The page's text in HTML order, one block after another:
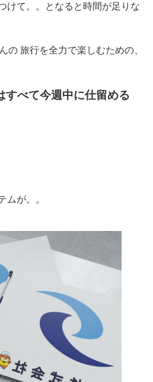
けて。。となると時間が足りな
の 旅行を全力で楽しむための、
すべて今週中に仕留める
ムが。。